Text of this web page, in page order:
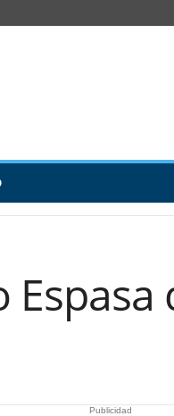
Espasa
Publicidad